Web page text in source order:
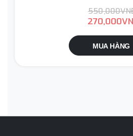
MUA HÀNG